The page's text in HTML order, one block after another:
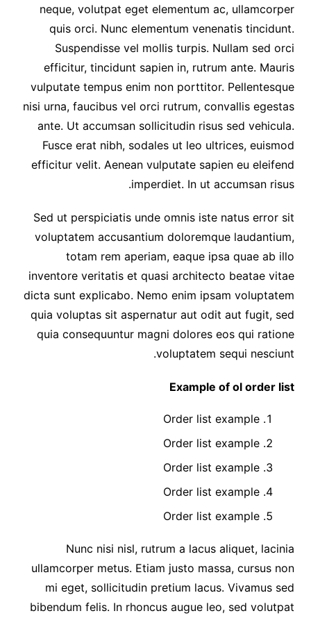
neque, volutpat eget elementum ac, ullamcorper
quis orci. Nunc elementum venenatis tincidunt.
Suspendisse vel mollis turpis. Nullam sed orci
efficitur, tincidunt sapien in, rutrum ante. Mauris
vulputate tempus enim non porttitor. Pellentesque
nisi urna, faucibus vel orci rutrum, convallis egestas
ante. Ut accumsan sollicitudin risus sed vehicula.
Fusce erat nibh, sodales ut leo ultrices, euismod
efficitur velit. Aenean vulputate sapien eu eleifend
imperdiet. In ut accumsan risus.
Sed ut perspiciatis unde omnis iste natus error sit
voluptatem accusantium doloremque laudantium,
totam rem aperiam, eaque ipsa quae ab illo
inventore veritatis et quasi architecto beatae vitae
dicta sunt explicabo. Nemo enim ipsam voluptatem
quia voluptas sit aspernatur aut odit aut fugit, sed
quia consequuntur magni dolores eos qui ratione
voluptatem sequi nesciunt.
Example of ol order list
Order list example
Order list example
Order list example
Order list example
Order list example
Nunc nisi nisl, rutrum a lacus aliquet, lacinia
ullamcorper metus. Etiam justo massa, cursus non
mi eget, sollicitudin pretium lacus. Vivamus sed
bibendum felis. In rhoncus augue leo, sed volutpat